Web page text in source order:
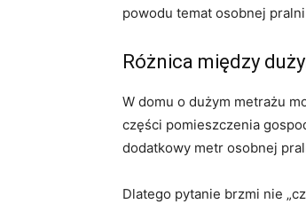
powodu temat osobnej
Różnica między
W domu o dużym metrażu
części pomieszczenia
dodatkowy metr osobnej
Dlatego pytanie brzmi nie